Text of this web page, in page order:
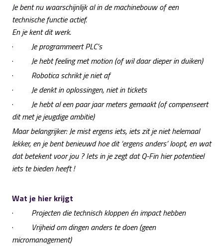
Je bent nu waarschijnlijk al in de machinebouw of een
technische functie actief.
En je kent dit werk.
· Je programmeert PLC’s
· Je hebt feeling met motion (of wil daar dieper in duiken)
· Robotica schrikt je niet af
· Je denkt in oplossingen, niet in tickets
· Je hebt al een paar jaar meters gemaakt (of compenseert
dit met je jeugdige ambitie)
Maar belangrijker: Je mist ergens iets, iets zit je niet helemaal
lekker, en je bent benieuwd hoe dit ‘ergens anders’ loopt, en wat
dat betekent voor jou ? Iets in je zegt dat Q-Fin hier potentieel
iets te bieden heeft !
Wat je hier krijgt
· Projecten die technisch kloppen én impact hebben
· Vrijheid om dingen anders te doen (geen
micromanagement)